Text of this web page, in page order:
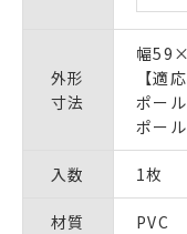
外形
寸法
幅
【適
ポー
ポー
入数 1枚
材質 PVC